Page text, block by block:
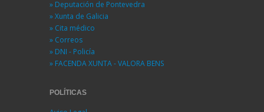
» Deputación de Pontevedra
» Xunta de Galicia
» Cita médico
» Correos
» DNI - Policía
» FACENDA XUNTA - VALORA BENS
POLÍTICAS